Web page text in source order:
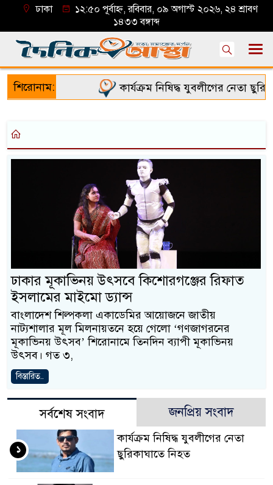
ঢাকা
১২:৫০ পূর্বাহ্ন, রবিবার, ০৯ অগাস্ট ২০২৬, ২৪ শ্রাবণ
১৪৩৩ বঙ্গাব্দ
শিরোনাম: কার্যক্রম নিষিদ্ধ যুবলীগের নেতা
ঢাকার মূকাভিনয় উৎসবে কিশোরগঞ্জের রিফাত
ইসলামের মাইমো ড্যান্স
বাংলাদেশ শিল্পকলা একাডেমির আয়োজনে জাতীয়
নাট্যশালার মূল মিলনায়তনে হয়ে গেলো ‘গণজাগরনের
মূকাভিনয় উৎসব’ শিরোনামে তিনদিন ব্যাপী মূকাভিনয়
উৎসব। গত ৩,
বিস্তারিত..
সর্বশেষ সংবাদ জনপ্রিয় সংবাদ
কার্যক্রম নিষিদ্ধ যুবলীগের নেতা
ছুরিকাঘাতে নিহত
১